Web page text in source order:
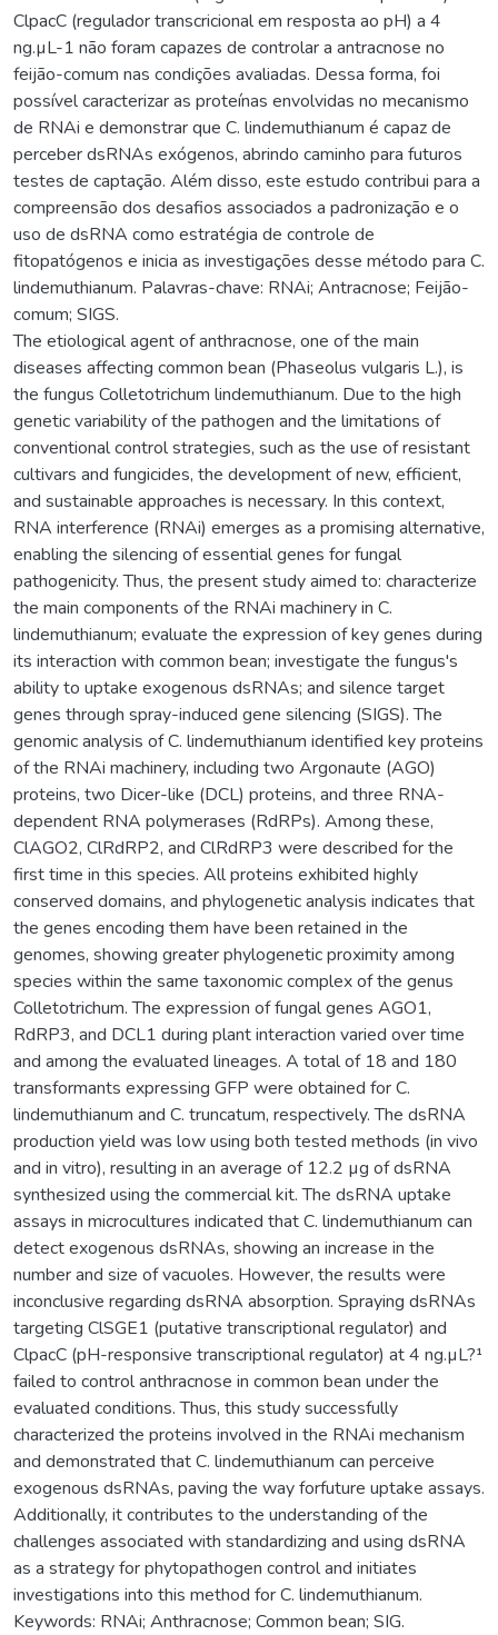
ClpacC (regulador transcricional em resposta ao pH) a 4
ng.µL-1 não foram capazes de controlar a antracnose no
feijão-comum nas condições avaliadas. Dessa forma, foi
possível caracterizar as proteínas envolvidas no mecanismo
de RNAi e demonstrar que C. lindemuthianum é capaz de
perceber dsRNAs exógenos, abrindo caminho para futuros
testes de captação. Além disso, este estudo contribui para a
compreensão dos desafios associados a padronização e o
uso de dsRNA como estratégia de controle de
fitopatógenos e inicia as investigações desse método para C.
lindemuthianum. Palavras-chave: RNAi; Antracnose; Feijão-
comum; SIGS.
The etiological agent of anthracnose, one of the main
diseases affecting common bean (Phaseolus vulgaris L.), is
the fungus Colletotrichum lindemuthianum. Due to the high
genetic variability of the pathogen and the limitations of
conventional control strategies, such as the use of resistant
cultivars and fungicides, the development of new, efficient,
and sustainable approaches is necessary. In this context,
RNA interference (RNAi) emerges as a promising alternative,
enabling the silencing of essential genes for fungal
pathogenicity. Thus, the present study aimed to: characterize
the main components of the RNAi machinery in C.
lindemuthianum; evaluate the expression of key genes during
its interaction with common bean; investigate the fungus's
ability to uptake exogenous dsRNAs; and silence target
genes through spray-induced gene silencing (SIGS). The
genomic analysis of C. lindemuthianum identified key proteins
of the RNAi machinery, including two Argonaute (AGO)
proteins, two Dicer-like (DCL) proteins, and three RNA-
dependent RNA polymerases (RdRPs). Among these,
ClAGO2, ClRdRP2, and ClRdRP3 were described for the
first time in this species. All proteins exhibited highly
conserved domains, and phylogenetic analysis indicates that
the genes encoding them have been retained in the
genomes, showing greater phylogenetic proximity among
species within the same taxonomic complex of the genus
Colletotrichum. The expression of fungal genes AGO1,
RdRP3, and DCL1 during plant interaction varied over time
and among the evaluated lineages. A total of 18 and 180
transformants expressing GFP were obtained for C.
lindemuthianum and C. truncatum, respectively. The dsRNA
production yield was low using both tested methods (in vivo
and in vitro), resulting in an average of 12.2 µg of dsRNA
synthesized using the commercial kit. The dsRNA uptake
assays in microcultures indicated that C. lindemuthianum can
detect exogenous dsRNAs, showing an increase in the
number and size of vacuoles. However, the results were
inconclusive regarding dsRNA absorption. Spraying dsRNAs
targeting ClSGE1 (putative transcriptional regulator) and
ClpacC (pH-responsive transcriptional regulator) at 4 ng.µL?¹
failed to control anthracnose in common bean under the
evaluated conditions. Thus, this study successfully
characterized the proteins involved in the RNAi mechanism
and demonstrated that C. lindemuthianum can perceive
exogenous dsRNAs, paving the way forfuture uptake assays.
Additionally, it contributes to the understanding of the
challenges associated with standardizing and using dsRNA
as a strategy for phytopathogen control and initiates
investigations into this method for C. lindemuthianum.
Keywords: RNAi; Anthracnose; Common bean; SIG.